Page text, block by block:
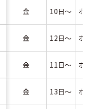
金 10日～ ホ
金 12日～ ホ
金 11日～ ホ
金 13日～ ホ